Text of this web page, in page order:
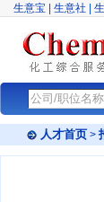
生意宝 生意社
人才首页 >